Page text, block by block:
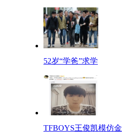
52岁“学爸”求学
TFBOYS王俊凯模仿金